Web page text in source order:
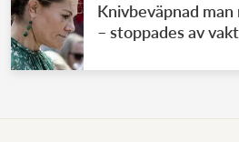
Knivbeväpnad
– stoppades av